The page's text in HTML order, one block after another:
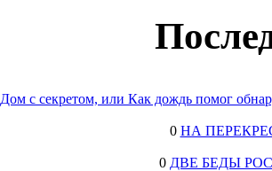
Дом с секретом, или Как дождь помог
0 НА
0 ДВЕ БЕДЫ